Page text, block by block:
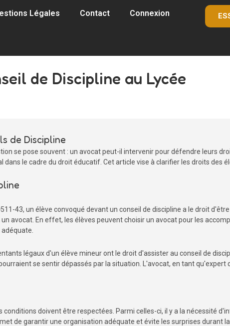
Légales Contact Connexion
de Discipline au Lycée
de Discipline
se pose souvent : un avocat peut-il intervenir pour défendre leurs
le cadre du droit éducatif. Cet article vise à clarifier les droits des
43, un élève convoqué devant un conseil de discipline a le droit
avocat. En effet, les élèves peuvent choisir un avocat pour les
légaux d'un élève mineur ont le droit d'assister au conseil de
se sentir dépassés par la situation. L'avocat, en tant qu'expert
doivent être respectées. Parmi celles-ci, il y a la nécessité
de garantir une organisation adéquate et évite les surprises durant la